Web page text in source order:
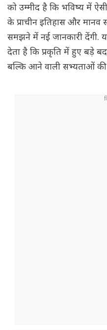
को उम्मीद है कि भविष्य में
के प्राचीन इतिहास और
समझने में नई जानकारी देंगी.
देता है कि प्रकृति में हुए बड़े
बल्कि आने वाली सभ्यताओं